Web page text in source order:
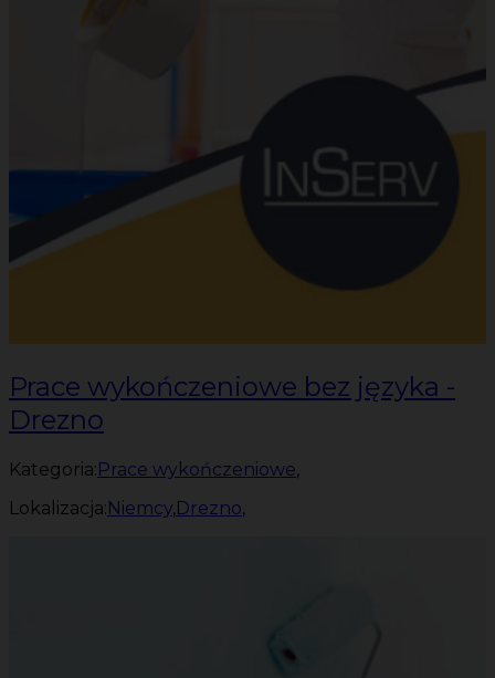
Prace wykończeniowe bez języka -
Drezno
Kategoria:Prace wykończeniowe,
Lokalizacja:Niemcy,Drezno,